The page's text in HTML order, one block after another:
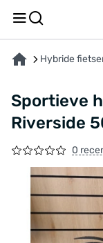
Hybride
Sportieve
Riverside
0
OVER HET PRODUCT